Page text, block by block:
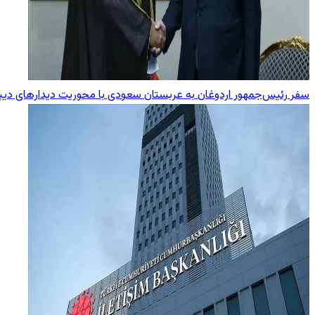
سفر رئیس‌جمهور اردوغان به عربستان سعودی با محوریت دیدارهای